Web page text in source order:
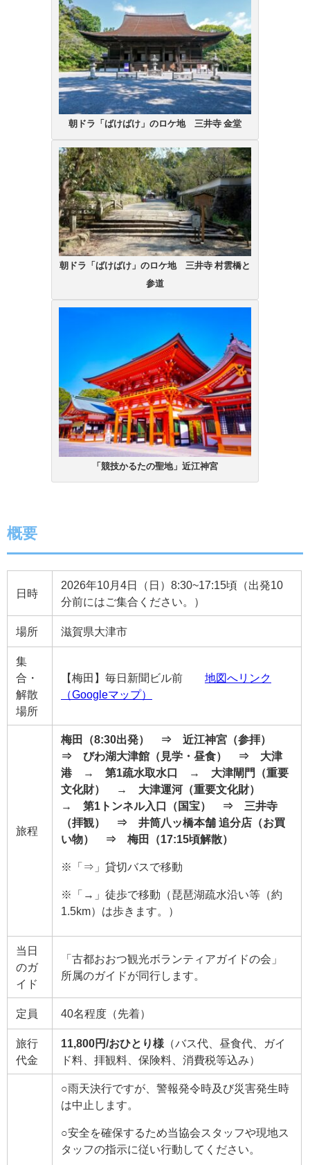
朝ドラ「ばけばけ」のロケ地 三井寺 金堂
朝ドラ「ばけばけ」のロケ地 三井寺 村雲橋と
参道
「競技かるたの聖地」近江神宮
概要
日時
2026年10月4日（日）8:30~17:15頃（出発10
分前にはご集合ください。）
場所 滋賀県大津市
集
合・
解散
場所
【梅田】毎日新聞ビル前 地図へリンク
（Googleマップ）
旅程
梅田（8:30出発） ⇒ 近江神宮（参拝）
⇒ びわ湖大津館（見学・昼食） ⇒ 大津
港 → 第1疏水取水口 → 大津閘門（重要
文化財） → 大津運河（重要文化財）
→ 第1トンネル入口（国宝） ⇒ 三井寺
（拝観） ⇒ 井筒八ッ橋本舗 追分店（お買
い物） ⇒ 梅田（17:15頃解散）
※「⇒」貸切バスで移動
※「→」徒歩で移動（琵琶湖疏水沿い等（約
1.5km）は歩きます。）
当日
のガ
イド
「古都おおつ観光ボランティアガイドの会」
所属のガイドが同行します。
定員 40名程度（先着）
旅行
代金
11,800円/おひとり様 （バス代、昼食代、ガイ
ド料、拝観料、保険料、消費税等込み）
○雨天決行ですが、警報発令時及び災害発生時
は中止します。
○安全を確保するため当協会スタッフや現地ス
タッフの指示に従い行動してください。